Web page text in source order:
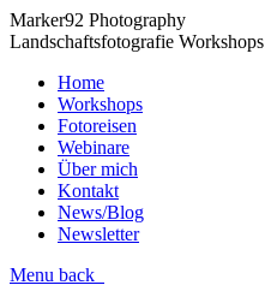
Marker92 Photography
Landschaftsfotografie
Home
Workshops
Fotoreisen
Webinare
Über mich
Kontakt
News/Blog
Newsletter
Menu back